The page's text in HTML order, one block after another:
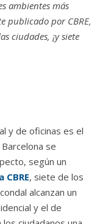
ambientes más
publicado por CBRE,
ciudades, ¡y siete
y de oficinas es el
se
según un
, siete de los
alcanzan un
y el de